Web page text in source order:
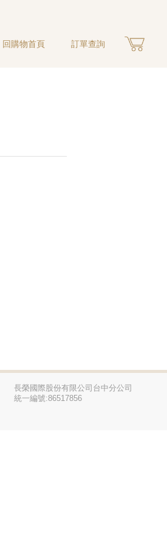
回購物首頁 訂單查詢
長榮國際股份有限公司台中分公司
統一編號:86517856